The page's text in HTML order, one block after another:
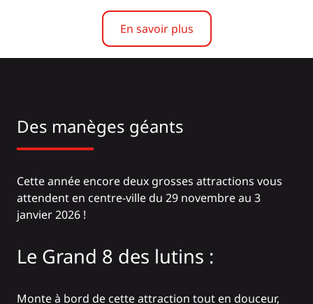
En savoir plus
Des manèges géants
Cette année encore deux grosses attractions vous
attendent en centre-ville du 29 novembre au 3
janvier 2026 !
Le Grand 8 des lutins :
Monte à bord de cette attraction tout en douceur,